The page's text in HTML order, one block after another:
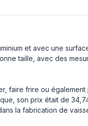
et avec une
taille, avec des
faire frire ou également
son prix était de
la fabrication de